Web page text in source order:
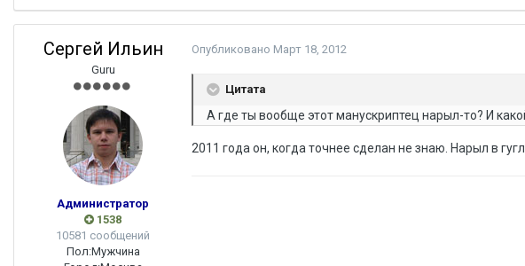
Сергей Ильин
Guru
Администратор
1538
10581 сообщений
Пол:Мужчина
Опубликовано Март 18, 2012
Цитата
А где ты вообще этот манускриптец нарыл-то? И
2011 года он, когда точнее сделан не знаю. Нарыл в